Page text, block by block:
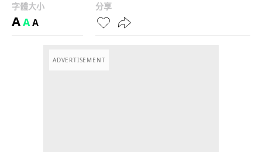
字體大小
AAA
分享
ADVERTISEMENT